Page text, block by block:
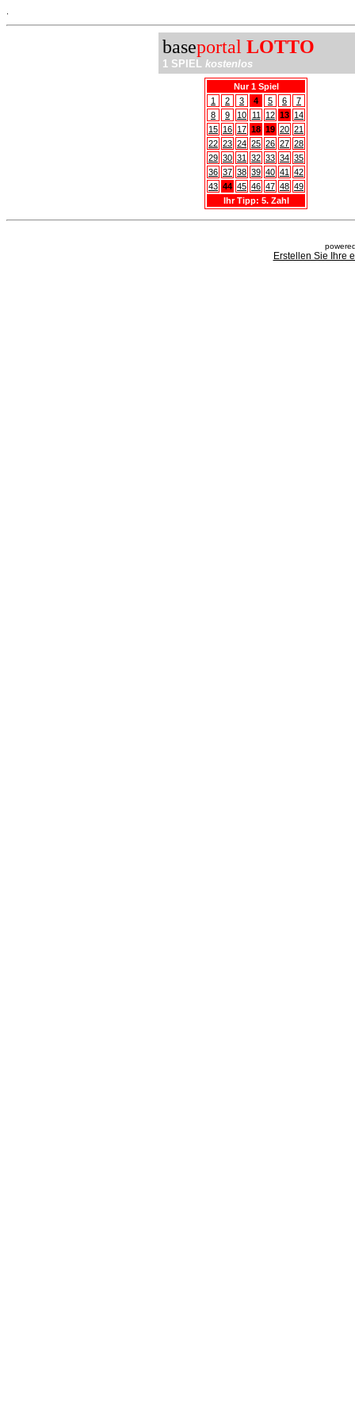
baseportal LOTTO
1 SPIEL kostenlos
Nur 1 Spiel
1
2 3 4 5 6
7
8
9 10 11 12 13 14
15 16 17 18 19 20 21
22 23 24 25 26 27 28
29 30 31 32 33 34 35
36 37 38 39 40 41
42
43 44 45 46 47 48 49
Ihr Tipp: 5. Zahl
Erstellen Sie Ihre